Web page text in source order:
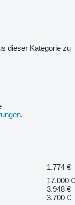
dieser Kategorie zu
.
1.774 €
17.000 €
3.948 €
3.700 €